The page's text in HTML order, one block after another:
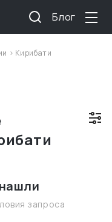
Блог
> Кирибати
запроса